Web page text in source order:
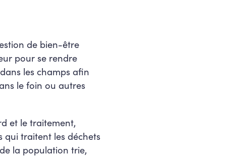
de bien-être
pour se rendre
les champs afin
le foin ou autres
et le traitement,
qui traitent les déchets
la population trie,